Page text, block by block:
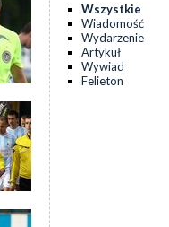
Wszystkie
Wiadomość
Wydarzenie
Artykuł
Wywiad
Felieton